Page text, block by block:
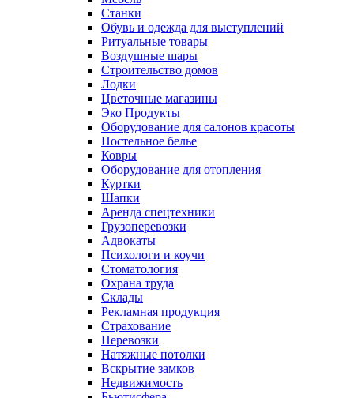
Станки
Обувь и одежда для выступлений
Ритуальные товары
Воздушные шары
Строительство домов
Лодки
Цветочные магазины
Эко Продукты
Оборудование для салонов красоты
Постельное белье
Ковры
Оборудование для отопления
Куртки
Шапки
Аренда спецтехники
Грузоперевозки
Адвокаты
Психологи и коучи
Стоматология
Охрана труда
Склады
Рекламная продукция
Страхование
Перевозки
Натяжные потолки
Вскрытие замков
Недвижимость